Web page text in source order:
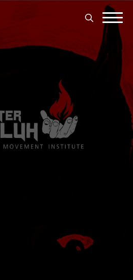
Search
for: